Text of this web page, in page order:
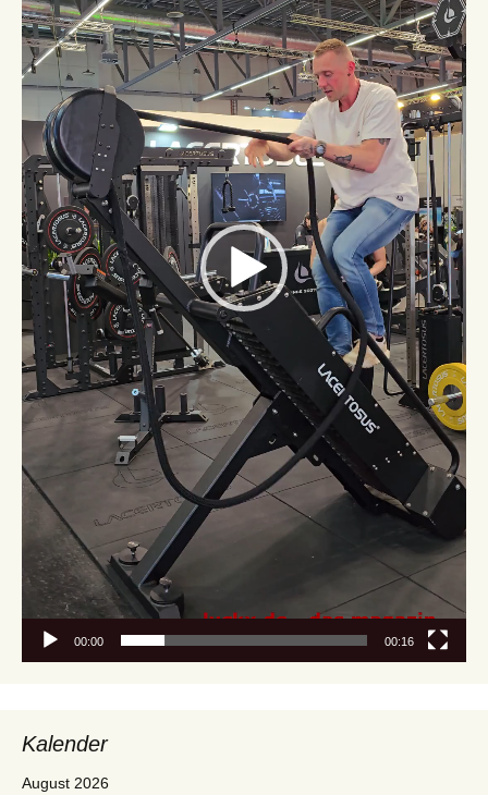
00:00 00:16
Kalender
August 2026